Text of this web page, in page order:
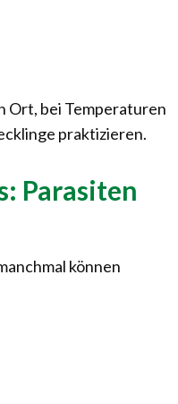
Ort, bei Temperaturen
praktizieren.
Parasiten
können